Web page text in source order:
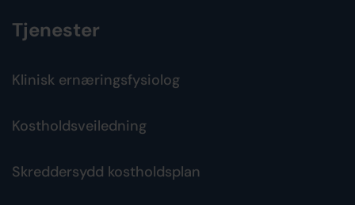
Tjenester
Klinisk ernæringsfysiolog
Kostholdsveiledning
Skreddersydd kostholdsplan